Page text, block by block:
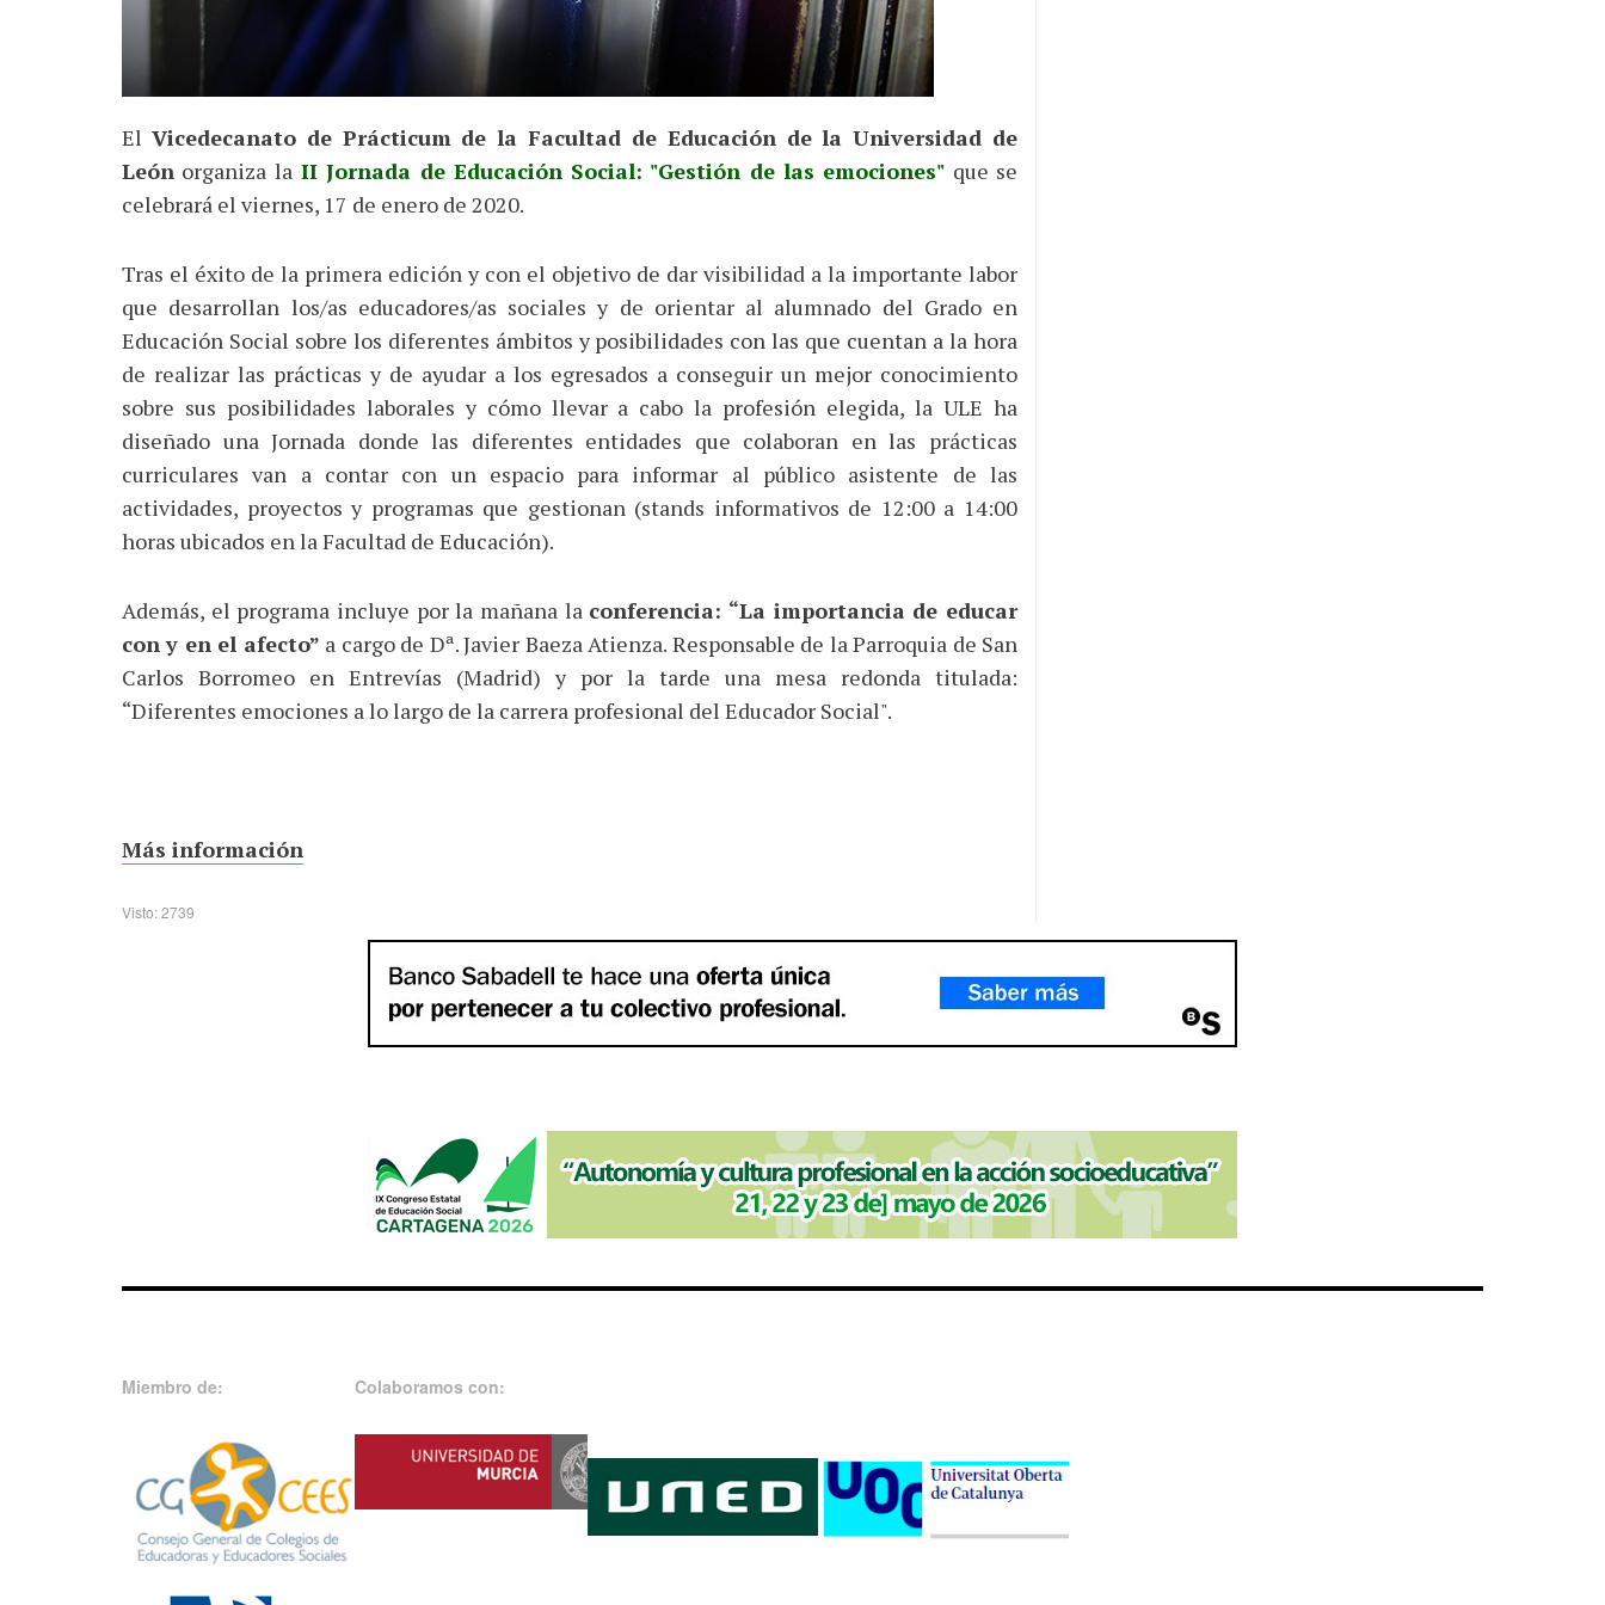
El Vicedecanato de Prácticum de la Facultad de Educación de la Universidad de
León organiza laII Jornada de Educación Social: "Gestión de las emociones" que se
celebrará el viernes, 17 de enero de 2020.
Tras el éxito de la primera edición y con el objetivo de dar visibilidad a la importante labor
que desarrollan los/as educadores/as sociales y de orientar al alumnado del Grado en
Educación Social sobre los diferentes ámbitos y posibilidades con las que cuentan a la hora
de realizar las prácticas y de ayudar a los egresados a conseguir un mejor conocimiento
sobre sus posibilidades laborales y cómo llevar a cabo la profesión elegida, la ULE ha
diseñado una Jornada donde las diferentes entidades que colaboran en las prácticas
curriculares van a contar con un espacio para informar al público asistente de las
actividades, proyectos y programas que gestionan (stands informativos de 12:00 a 14:00
horas ubicados en la Facultad de Educación).
Además, el programa incluye por la mañana la conferencia: “La importancia de educar
con y en el afecto” a cargo de Dª. Javier Baeza Atienza. Responsable de la Parroquia de San
Carlos Borromeo en Entrevías (Madrid) y por la tarde una mesa redonda titulada:
“Diferentes emociones a lo largo de la carrera profesional del Educador Social".
Más información
Visto: 2739
Miembro de: Colaboramos con: